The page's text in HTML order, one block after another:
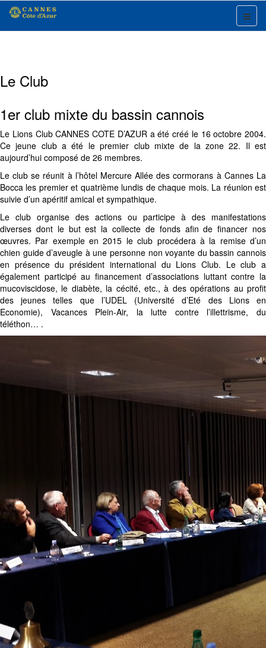
Le Club
1er club mixte du bassin cannois
Le Lions Club CANNES COTE D’AZUR a été créé le 16 octobre 2004.
Ce jeune club a été le premier club mixte de la zone 22. Il est
aujourd’hui composé de 26 membres.
Le club se réunit à l’hôtel Mercure Allée des cormorans à Cannes La
Bocca les premier et quatrième lundis de chaque mois. La réunion est
suivie d’un apéritif amical et sympathique.
Le club organise des actions ou participe à des manifestations
diverses dont le but est la collecte de fonds afin de financer nos
œuvres. Par exemple en 2015 le club procédera à la remise d’un
chien guide d’aveugle à une personne non voyante du bassin cannois
en présence du président international du Lions Club. Le club a
également participé au financement d’associations luttant contre la
mucoviscidose, le diabète, la cécité, etc., à des opérations au profit
des jeunes telles que l’UDEL (Université d’Eté des Lions en
Economie), Vacances Plein-Air, la lutte contre l’illettrisme, du
téléthon… .